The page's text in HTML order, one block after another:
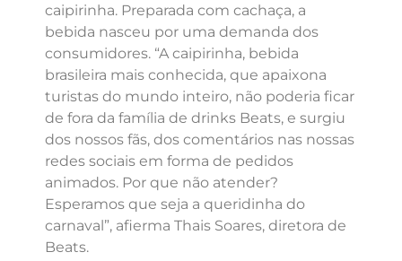
caipirinha. Preparada com cachaça, a
bebida nasceu por uma demanda dos
consumidores. “A caipirinha, bebida
brasileira mais conhecida, que apaixona
turistas do mundo inteiro, não poderia ficar
de fora da família de drinks Beats, e surgiu
dos nossos fãs, dos comentários nas nossas
redes sociais em forma de pedidos
animados. Por que não atender?
Esperamos que seja a queridinha do
carnaval”, afierma Thais Soares, diretora de
Beats.